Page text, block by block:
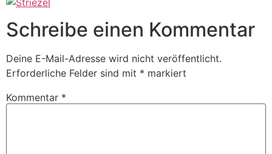
Schreibe einen Kommentar
Deine E-Mail-Adresse wird nicht veröffentlicht.
Erforderliche Felder sind mit * markiert
Kommentar *